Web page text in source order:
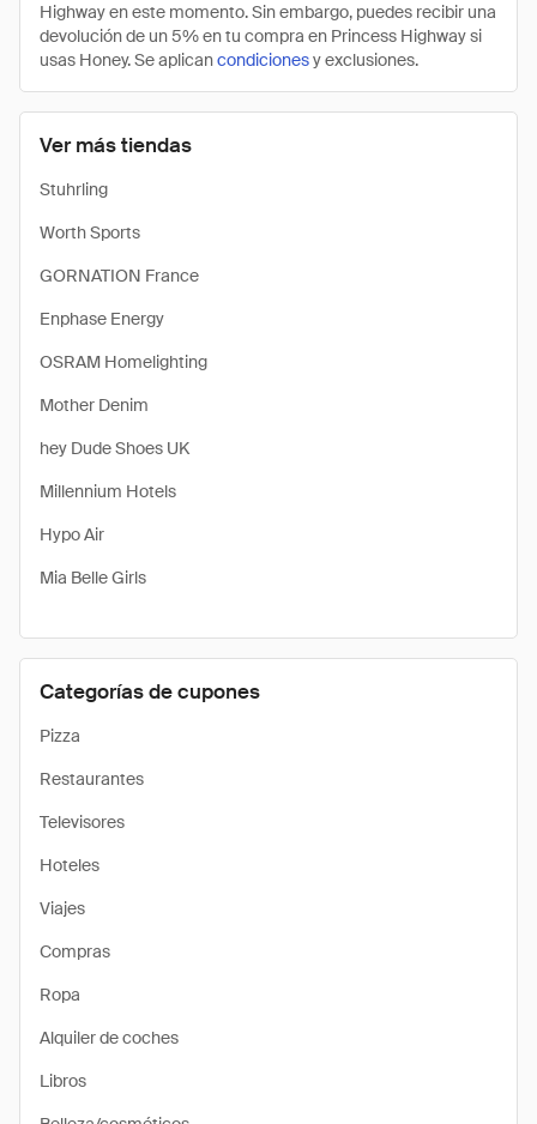
Ver más tiendas
Stuhrling
Worth Sports
GORNATION France
Enphase Energy
OSRAM Homelighting
Mother Denim
hey Dude Shoes UK
Millennium Hotels
Hypo Air
Mia Belle Girls
Categorías de cupones
Pizza
Restaurantes
Televisores
Hoteles
Viajes
Compras
Ropa
Alquiler de coches
Libros
Highway en este momento. Sin embargo, puedes recibir una
devolución de un 5% en tu compra en Princess Highway si
usas Honey. Se aplicancondicionesy exclusiones.